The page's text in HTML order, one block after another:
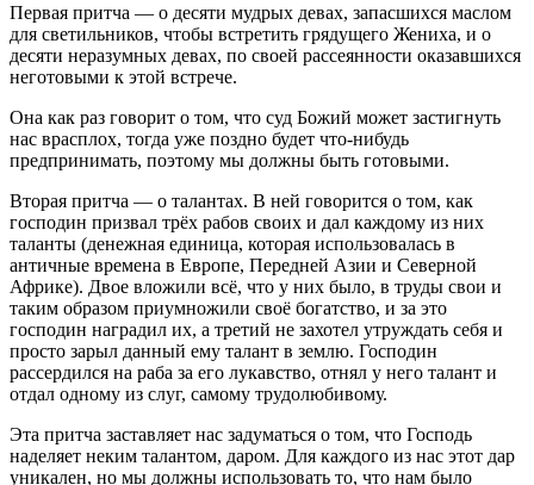
Первая притча — о десяти мудрых девах, запасшихся маслом
для светильников, чтобы встретить грядущего Жениха, и о
десяти неразумных девах, по своей рассеянности оказавшихся
неготовыми к этой встрече.
Она как раз говорит о том, что суд Божий может застигнуть
нас врасплох, тогда уже поздно будет что-нибудь
предпринимать, поэтому мы должны быть готовыми.
Вторая притча — о талантах. В ней говорится о том, как
господин призвал трёх рабов своих и дал каждому из них
таланты (денежная единица, которая использовалась в
античные времена в Европе, Передней Азии и Северной
Африке). Двое вложили всё, что у них было, в труды свои и
таким образом приумножили своё богатство, и за это
господин наградил их, а третий не захотел утруждать себя и
просто зарыл данный ему талант в землю. Господин
рассердился на раба за его лукавство, отнял у него талант и
отдал одному из слуг, самому трудолюбивому.
Эта притча заставляет нас задуматься о том, что Господь
наделяет неким талантом, даром. Для каждого из нас этот дар
уникален, но мы должны использовать то, что нам было